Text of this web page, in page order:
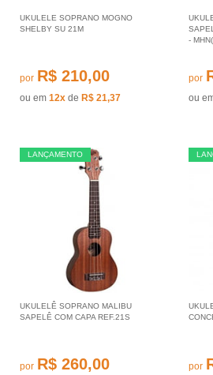
UKULELE SOPRANO MOGNO
SHELBY SU 21M
por R$ 210,00
ou em 12x de R$ 21,37
-
por
ou
LANÇAMENTO
UKULELÊ SOPRANO MALIBU
SAPELÊ COM CAPA REF.21S
por R$ 260,00 por